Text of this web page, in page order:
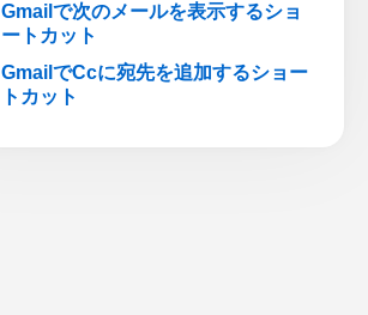
Gmailで次のメールを表示するショ
ートカット
GmailでCcに宛先を追加するショー
トカット